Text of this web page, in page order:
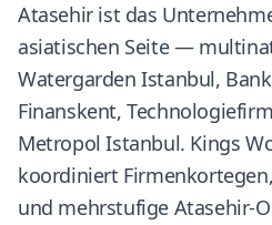
Atasehir ist das
asiatischen Seite —
Watergarden Istanbul,
Finanskent,
Metropol Istanbul. Kings
koordiniert
und mehrstufige Atasehir-